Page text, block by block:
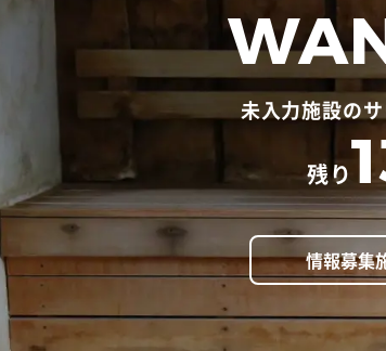
未入力施設の
残り
情報募集